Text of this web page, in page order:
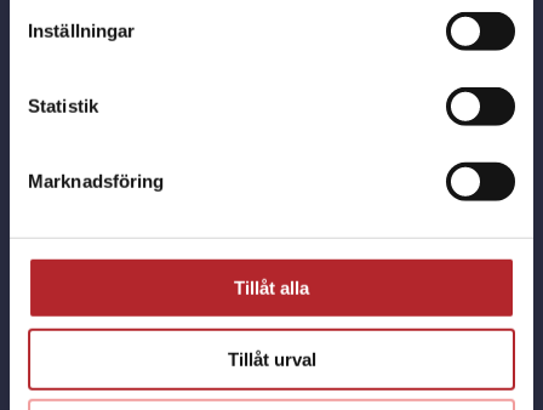
Inställningar
Statistik
Marknadsföring
Tillåt alla
Tillåt urval
livräddande produkten du letar efter!
KONTAKT